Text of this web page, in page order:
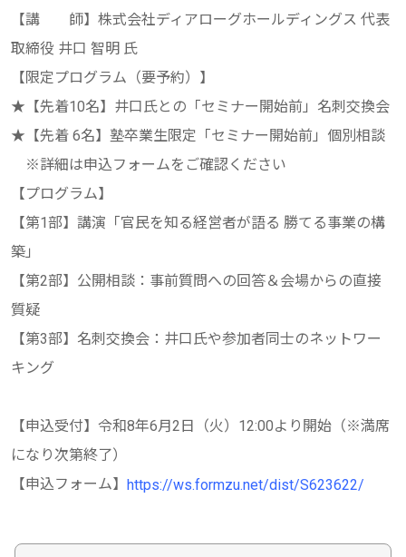
【講 師】株式会社ディアローグホールディングス 代表
取締役 井口 智明 氏
【限定プログラム（要予約）】
★【先着10名】井口氏との「セミナー開始前」名刺交換会
★【先着 6名】塾卒業生限定「セミナー開始前」個別相談
※詳細は申込フォームをご確認ください
【プログラム】
【第1部】講演「官民を知る経営者が語る 勝てる事業の構
築」
【第2部】公開相談：事前質問への回答＆会場からの直接
質疑
【第3部】名刺交換会：井口氏や参加者同士のネットワー
キング
【申込受付】令和8年6月2日（火）12:00より開始（※満席
になり次第終了）
【申込フォーム】 https://ws.formzu.net/dist/S623622/